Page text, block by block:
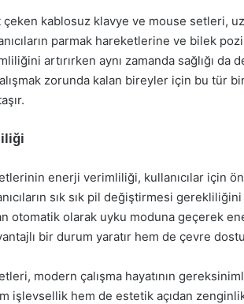
çeken kablosuz klavye ve mouse setleri,
parmak hareketlerine ve bilek
artırırken aynı zamanda sağlığı da
zorunda kalan bireyler için bu tür
enerji verimliliği, kullanıcılar için
sık sık pil değiştirmesi gerekliliğini
otomatik olarak uyku moduna geçerek
bir durum yaratır hem de çevre
modern çalışma hayatının
işlevsellik hem de estetik açıdan